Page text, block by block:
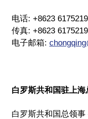
电话: +8623
传真: +8623
电子邮箱:
白罗斯共和国驻上海
白罗斯共和国总领